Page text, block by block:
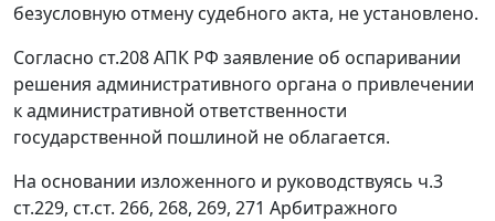
безусловную отмену судебного акта, не установлено.
Согласно ст.208АПК РФ заявление об оспаривании
решения административного органа о привлечении
к административной ответственности
государственной пошлиной не облагается.
На основании изложенного и руководствуясь ч.3
ст.229, ст.ст. 266, 268, 269, 271 Арбитражного